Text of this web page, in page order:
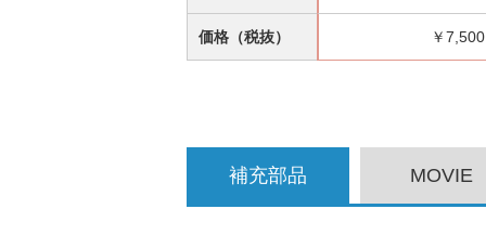
価格（税抜） ￥7,500
補充部品 MOVIE